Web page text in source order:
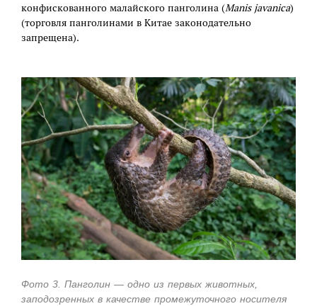
конфискованного малайского панголина (Manis javanica)
(торговля панголинами в Китае законодательно
запрещена).
Фото 3. Панголин — одно из первых животных,
заподозренных в качестве промежуточного носителя